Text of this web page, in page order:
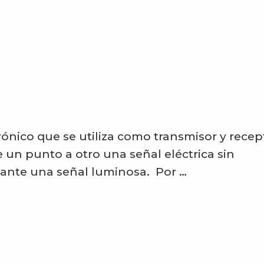
que se utiliza como transmisor y
punto a otro una señal eléctrica sin
una señal luminosa. Por …